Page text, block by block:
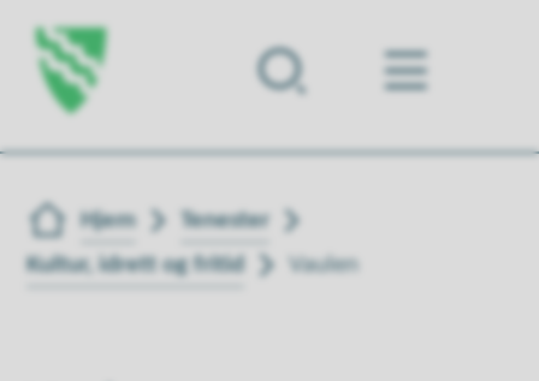
Forsiden
Du er her:
Hjem
Tenester
Kultur, idrett og fritid
Vaulen